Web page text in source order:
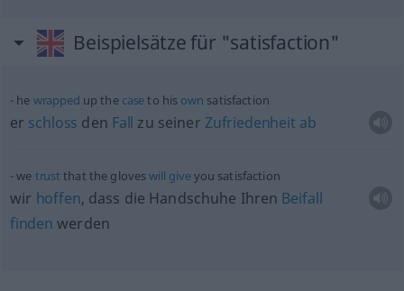
Beispielsätze für "satisfaction"
he wrapped up the caseto his own satisfaction
er schloss den Fall zu seiner Zufriedenheit ab
we trust that the gloveswill giveyou satisfaction
wir hoffen, dass die Handschuhe Ihren Beifall
finden werden